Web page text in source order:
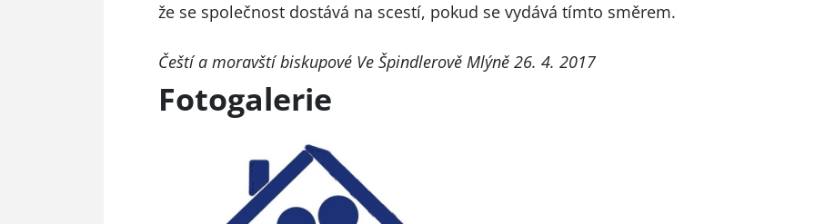
že se společnost dostává na scestí, pokud se vydává tímto směrem.
Čeští a moravští biskupové Ve Špindlerově Mlýně 26. 4. 2017
Fotogalerie